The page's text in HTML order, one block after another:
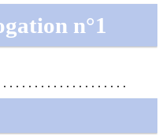
n°1
. . . . . . . . . . . . . . . . . . . .